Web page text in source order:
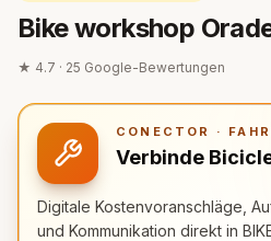
Bike workshop
★ 4.7 · 25 Google-Bewertungen
CONECTOR ·
Verbinde
Digitale Kostenvoranschläge,
und Kommunikation direkt in